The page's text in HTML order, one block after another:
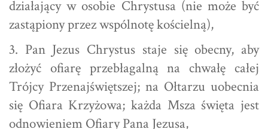
działający w osobie Chrystusa (nie może być
zastąpiony przez wspólnotę kościelną),
3. Pan Jezus Chrystus staje się obecny, aby
złożyć ofiarę przebłagalną na chwałę całej
Trójcy Przenajświętszej; na Ołtarzu uobecnia
się Ofiara Krzyżowa; każda Msza święta jest
odnowieniem Ofiary Pana Jezusa,